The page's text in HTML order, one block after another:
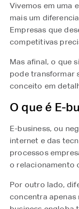
Vivemos em uma
mais um
Empresas que
competitivas
Mas afinal, o que
pode transformar
conceito em
O que é E-
E-business, ou
internet e das
processos
o relacionamento
Por outro lado,
concentra apenas